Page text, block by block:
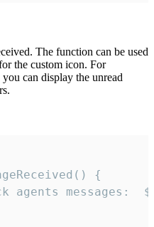
The function can be used
the custom icon. For
can display the unread
{